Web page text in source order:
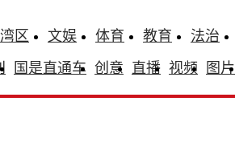
区 文娱 体育 教育 法治
国是直通车 创意 直播 视频 图片